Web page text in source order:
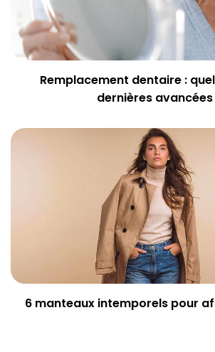
Remplacement dentaire :
dernières avancées
6 manteaux intemporels pour